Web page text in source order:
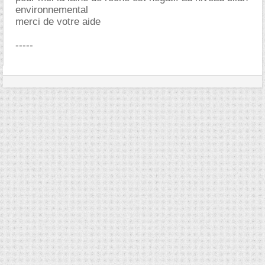
environnemental
merci de votre aide
-----